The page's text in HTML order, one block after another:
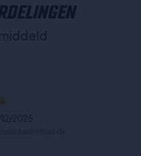
12/2025